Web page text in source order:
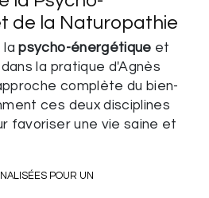
de la Naturopathie
lapsycho-énergétique et
dans la pratique d'Agnès
complète du bien-
ces deux disciplines
favoriser une vie saine et
POUR UN